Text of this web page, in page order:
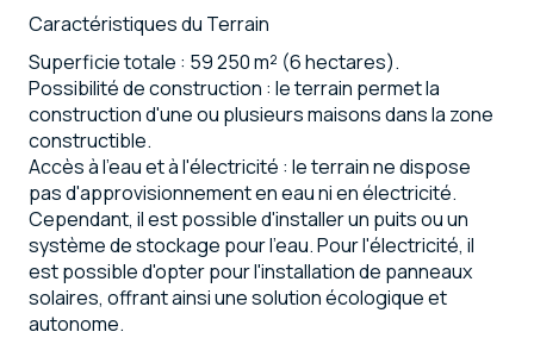
Caractéristiques du Terrain
Superficie totale : 59 250 m² (6 hectares).
Possibilité de construction : le terrain permet la
construction d'une ou plusieurs maisons dans la zone
constructible.
Accès à l'eau et à l'électricité : le terrain ne dispose
pas d'approvisionnement en eau ni en électricité.
Cependant, il est possible d'installer un puits ou un
système de stockage pour l'eau. Pour l'électricité, il
est possible d'opter pour l'installation de panneaux
solaires, offrant ainsi une solution écologique et
autonome.